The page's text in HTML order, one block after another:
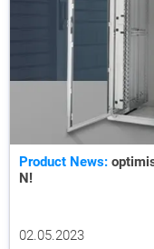
Product News:
N!
02.05.2023